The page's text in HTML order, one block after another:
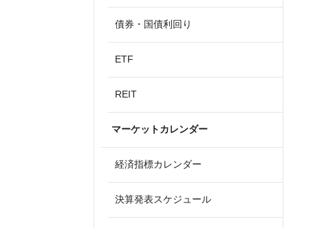
債券・国債利回り
ETF
REIT
マーケットカレンダー
経済指標カレンダー
決算発表スケジュール